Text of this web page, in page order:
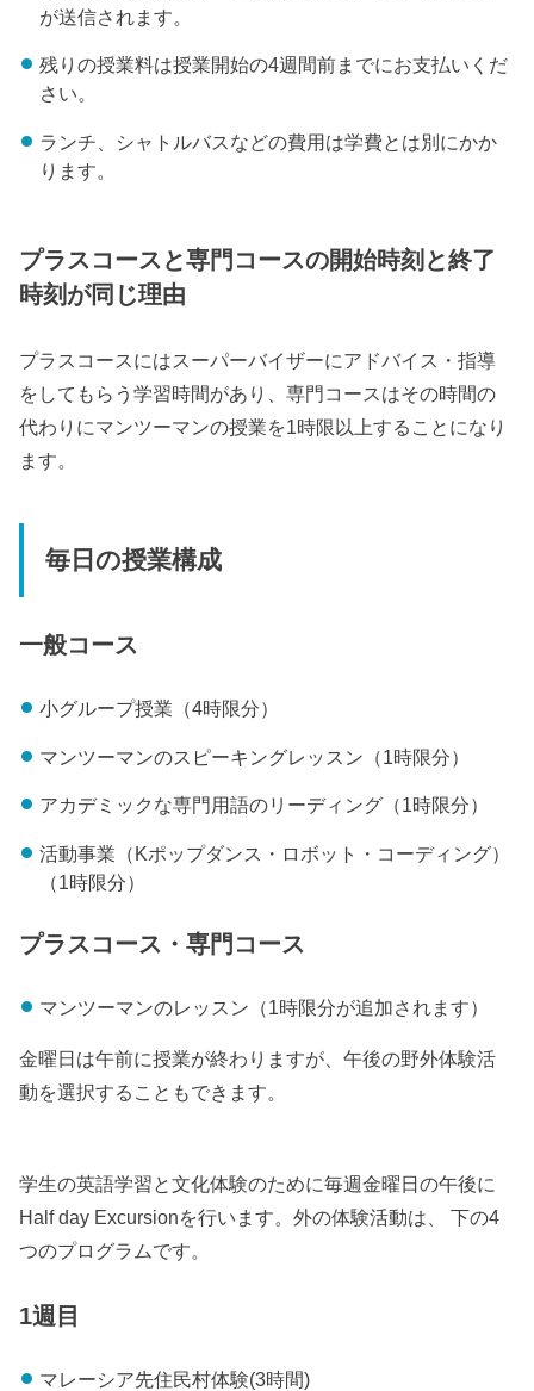
が送信されます。
残りの授業料は授業開始の4週間前までにお支払いくだ
さい。
ランチ、シャトルバスなどの費用は学費とは別にかか
ります。
プラスコースと専門コースの開始時刻と終了
時刻が同じ理由
プラスコースにはスーパーバイザーにアドバイス・指導
をしてもらう学習時間があり、専門コースはその時間の
代わりにマンツーマンの授業を1時限以上することになり
ます。
毎日の授業構成
一般コース
小グループ授業（4時限分）
マンツーマンのスピーキングレッスン（1時限分）
アカデミックな専門用語のリーディング（1時限分）
活動事業（Kポップダンス・ロボット・コーディング）
（1時限分）
プラスコース・専門コース
マンツーマンのレッスン（1時限分が追加されます）
金曜日は午前に授業が終わりますが、午後の野外体験活
動を選択することもできます。
学生の英語学習と文化体験のために毎週金曜日の午後に
Half day Excursionを行います。外の体験活動は、 下の4
つのプログラムです。
1週目
マレーシア先住民村体験(3時間)